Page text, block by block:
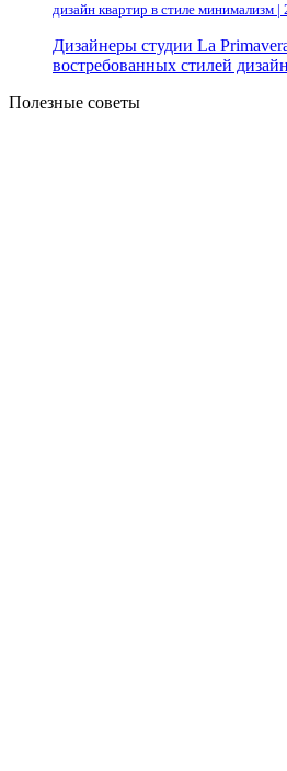
дизайн квартир в стиле минимализм |
Дизайнеры студии La
востребованных стилей
Полезные советы